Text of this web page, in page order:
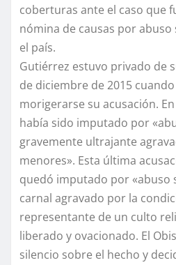
coberturas ante el caso que
nómina de causas por abuso
el país.
Gutiérrez estuvo privado de
de diciembre de 2015
morigerarse su acusación.
había sido imputado por
gravemente ultrajante
menores». Esta última
quedó imputado por «abuso
carnal agravado por la
representante de un culto
liberado y ovacionado. El
silencio sobre el hecho y